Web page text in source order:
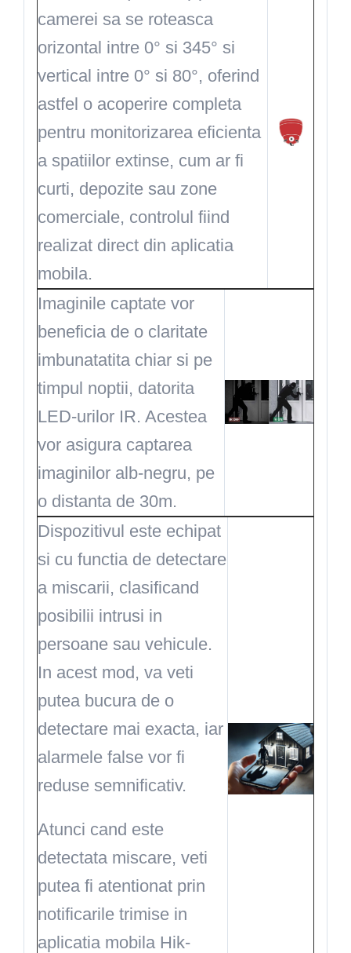
camerei sa se roteasca
orizontal intre 0° si 345° si
vertical intre 0° si 80°, oferind
astfel o acoperire completa
pentru monitorizarea eficienta
a spatiilor extinse, cum ar fi
curti, depozite sau zone
comerciale, controlul fiind
realizat direct din aplicatia
mobila.
Imaginile captate vor
beneficia de o claritate
imbunatatita chiar si pe
timpul noptii, datorita
LED-urilor IR. Acestea
vor asigura captarea
imaginilor alb-negru, pe
o distanta de 30m.
Dispozitivul este echipat
si cu functia de detectare
a miscarii, clasificand
posibilii intrusi in
persoane sau vehicule.
In acest mod, va veti
putea bucura de o
detectare mai exacta, iar
alarmele false vor fi
reduse semnificativ.
Atunci cand este
detectata miscare, veti
putea fi atentionat prin
notificarile trimise in
aplicatia mobila Hik-